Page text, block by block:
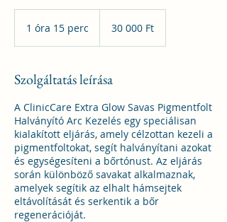
1 óra 15 perc
5
e
r
c
forint30 000 Ft
Szolgáltatás leírása
A ClinicCare Extra Glow Savas Pigmentfolt
Halványító Arc Kezelés egy speciálisan
kialakított eljárás, amely célzottan kezeli a
pigmentfoltokat, segít halványítani azokat
és egységesíteni a bőrtónust. Az eljárás
során különböző savakat alkalmaznak,
amelyek segítik az elhalt hámsejtek
eltávolítását és serkentik a bőr
regenerációját.